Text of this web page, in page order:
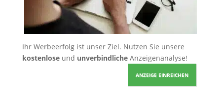
Ihr Werbeerfolg ist unser Ziel. Nutzen Sie unsere
kostenloseund unverbindlicheAnzeigenanalyse!
ANZEIGE EINREICHEN